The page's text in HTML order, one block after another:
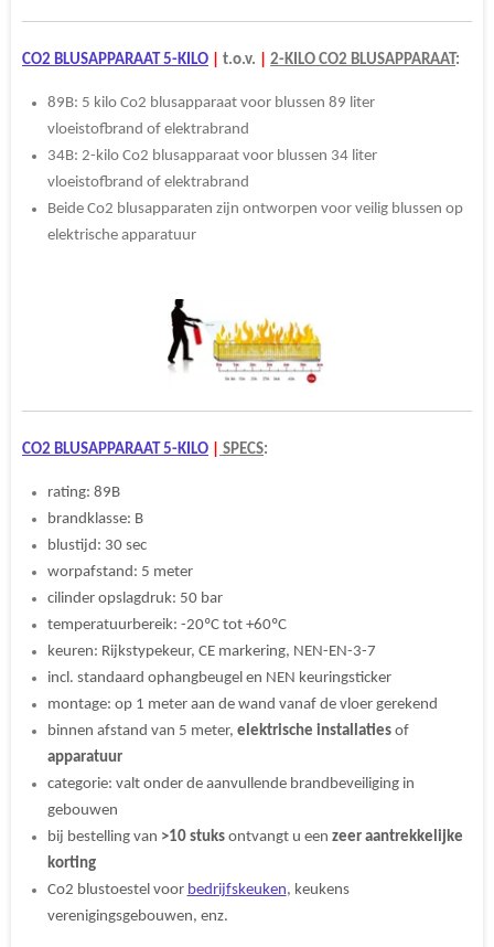
CO2 BLUSAPPARAAT 5-KILO t.o.v. 2-KILO CO2 BLUSAPPARAAT:
89B: 5 kilo Co2 blusapparaat voor blussen 89 liter
vloeistofbrand of elektrabrand
34B: 2-kilo Co2 blusapparaat voor blussen 34 liter
vloeistofbrand of elektrabrand
Beide Co2 blusapparaten zijn ontworpen voor veilig blussen op
elektrische apparatuur
CO2 BLUSAPPARAAT 5-KILO SPECS:
rating: 89B
brandklasse: B
blustijd: 30 sec
worpafstand: 5 meter
cilinder opslagdruk: 50 bar
temperatuurbereik: -20ºC tot +60ºC
keuren: Rijkstypekeur, CE markering, NEN-EN-3-7
incl. standaard ophangbeugel en NEN keuringsticker
montage: op 1 meter aan de wand vanaf de vloer gerekend
binnen afstand van 5 meter, elektrische installaties of
apparatuur
categorie: valt onder de aanvullende brandbeveiliging in
gebouwen
bij bestelling van >10 stuksontvangt u een zeer aantrekkelijke
korting
Co2 blustoestel voor bedrijfskeuken, keukens
verenigingsgebouwen, enz.